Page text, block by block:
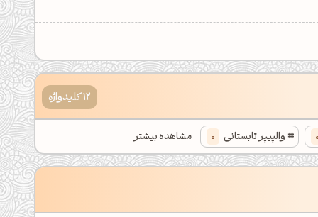
12 کلیدواژه
والپیپر تابستانی 0
مشاهده بیشتر
0 والپیپر تکستچر 0